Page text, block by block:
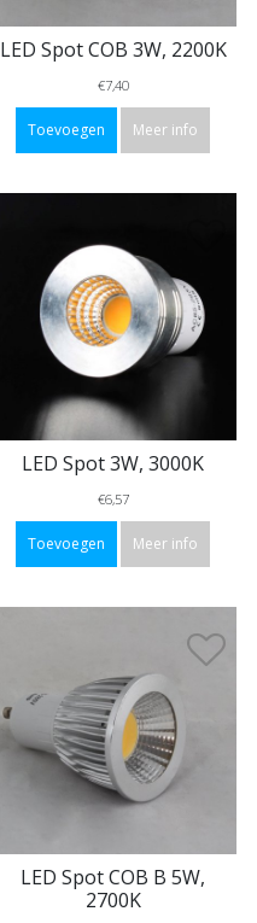
LED Spot COB 3W, 2200K
€7,40
Toevoegen Meer info
LED Spot 3W, 3000K
€6,57
Toevoegen Meer info
LED Spot COB B 5W,
2700K